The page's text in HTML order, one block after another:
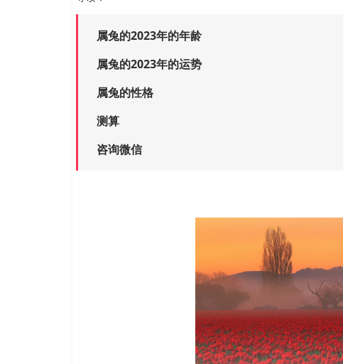
属兔的2023年的年龄
属兔的2023年的运势
属兔的性格
测算
咨询微信